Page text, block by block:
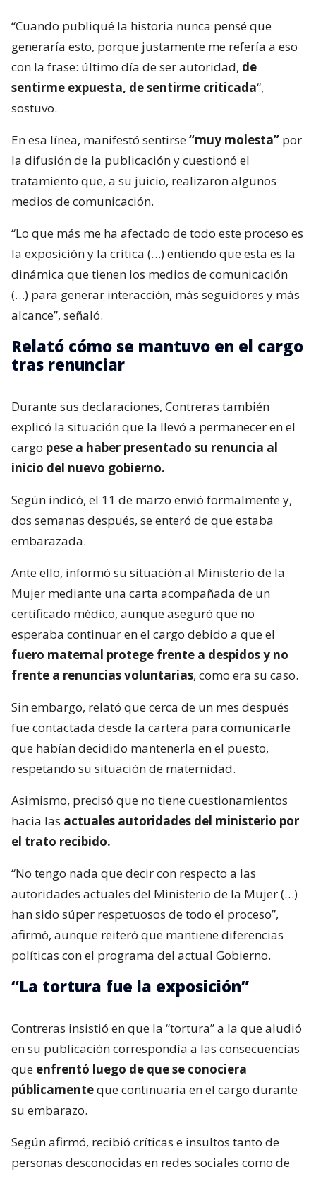
“Cuando publiqué la historia nunca pensé que
generaría esto, porque justamente me refería a eso
con la frase: último día de ser autoridad, de
sentirme expuesta, de sentirme criticada“,
sostuvo.
En esa línea, manifestó sentirse“muy molesta” por
la difusión de la publicación y cuestionó el
tratamiento que, a su juicio, realizaron algunos
medios de comunicación.
“Lo que más me ha afectado de todo este proceso es
la exposición y la crítica (…) entiendo que esta es la
dinámica que tienen los medios de comunicación
(…) para generar interacción, más seguidores y más
alcance”, señaló.
Relató cómo se mantuvo en el cargo
tras renunciar
Durante sus declaraciones, Contreras también
explicó la situación que la llevó a permanecer en el
cargo pese a haber presentado su renuncia al
inicio del nuevo gobierno.
Según indicó, el 11 de marzo envió formalmente y,
dos semanas después, se enteró de que estaba
embarazada.
Ante ello, informó su situación al Ministerio de la
Mujer mediante una carta acompañada de un
certificado médico, aunque aseguró que no
esperaba continuar en el cargo debido a que el
fuero maternal protege frente a despidos y no
frente a renuncias voluntarias, como era su caso.
Sin embargo, relató que cerca de un mes después
fue contactada desde la cartera para comunicarle
que habían decidido mantenerla en el puesto,
respetando su situación de maternidad.
Asimismo, precisó que no tiene cuestionamientos
hacia las actuales autoridades del ministerio por
el trato recibido.
“No tengo nada que decir con respecto a las
autoridades actuales del Ministerio de la Mujer (…)
han sido súper respetuosos de todo el proceso”,
afirmó, aunque reiteró que mantiene diferencias
políticas con el programa del actual Gobierno.
“La tortura fue la exposición”
Contreras insistió en que la “tortura” a la que aludió
en su publicación correspondía a las consecuencias
que enfrentó luego de que se conociera
públicamenteque continuaría en el cargo durante
su embarazo.
Según afirmó, recibió críticas e insultos tanto de
personas desconocidas en redes sociales como de